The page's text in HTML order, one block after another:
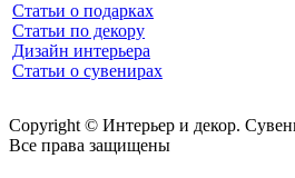
Статьи о подарках
Статьи по декору
Дизайн интерьера
Статьи о сувенирах
Copyright © Интерьер и декор.
Все права защищены